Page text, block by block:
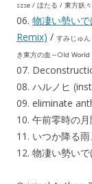
szse / ほたる / 東方妖
06. 物凄い勢い
Remix) / すみじゅ
き東方の血～Old World
07.
08. ハルノヒ
09. eliminate
10. 午前零時の
11. いつか降る
12. 物凄い勢い